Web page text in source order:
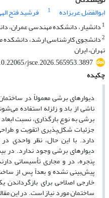
ابوالفضل عربزاده
1 فرشید فتح
1 دانشیار، دانشکده مهندسی عمران،
2دانشجوی کارشناسی ارشد،
تهران، ایران
jsce.2026.565953.3897
چکیده
دیوارهای برشی معمولاً در
ناشی از باد و زلزله استفاده
برشی به نوع بارگذاری، نسبت
جزئیات شکل‌پذیری (تقویت و
دارد. با این حال، نظر واحدی
دیوارهای برشی وجود ندارد. در
پنجره‌، در و مجاری تأسیساتی
پیش‌بینی نشده و بعداً پس از
خارجی اصلاحی برای بازگرداندن
ساختمان مورد نیاز است. در این